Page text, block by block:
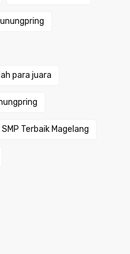
para juara
SMP Terbaik Magelang